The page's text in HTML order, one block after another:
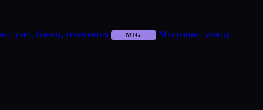
учёт, банки, телефония MIG
Миграции между